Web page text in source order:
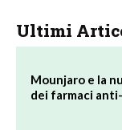
Ultimi
Mounjaro e la
dei farmaci